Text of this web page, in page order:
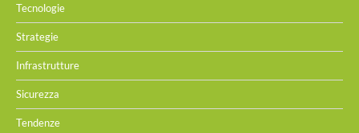
Tecnologie
Strategie
Infrastrutture
Sicurezza
Tendenze